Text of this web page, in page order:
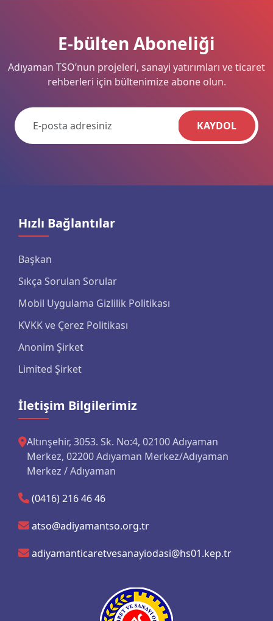
E-bülten Aboneliği
Adıyaman TSO’nun projeleri, sanayi yatırımları ve ticaret
rehberleri için bültenimize abone olun.
KAYDOL
Hızlı Bağlantılar
Başkan
Sıkça Sorulan Sorular
Mobil Uygulama Gizlilik Politikası
KVKK ve Çerez Politikası
Anonim Şirket
Limited Şirket
İletişim Bilgilerimiz
Altınşehir, 3053. Sk. No:4, 02100 Adıyaman
Merkez, 02200 Adıyaman Merkez/Adıyaman
Merkez / Adıyaman
(0416) 216 46 46
atso@adiyamantso.org.tr
adiyamanticaretvesanayiodasi@hs01.kep.tr